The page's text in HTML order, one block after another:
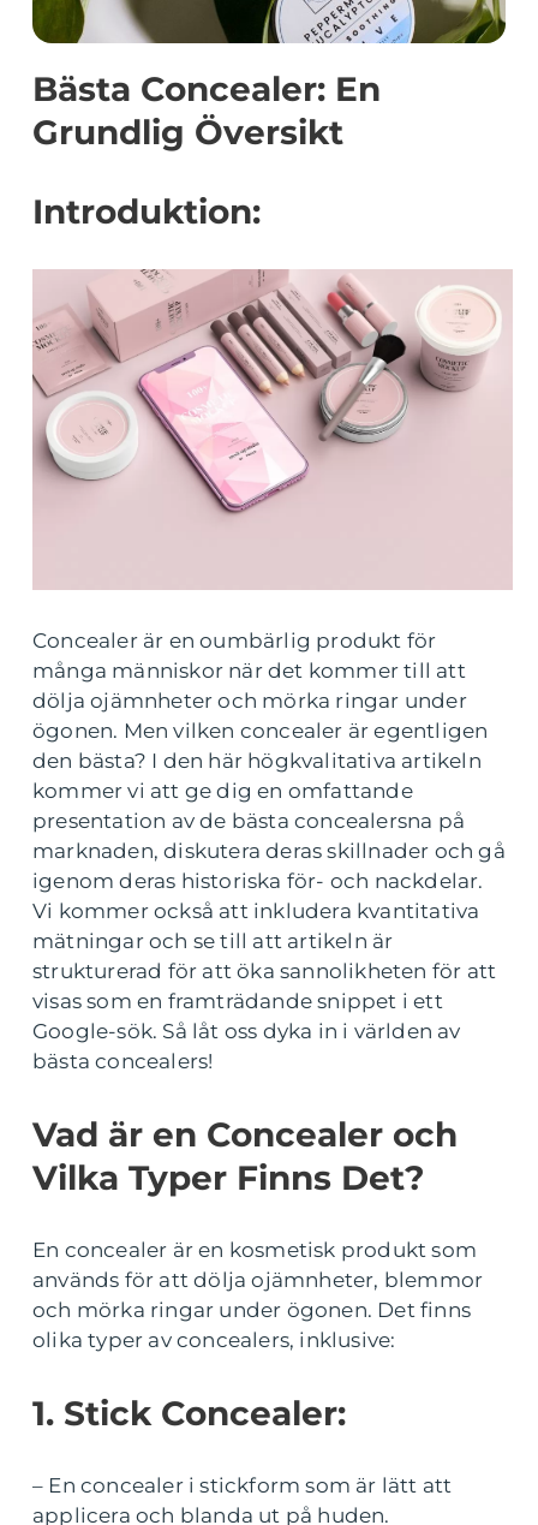
Bästa Concealer: En
Grundlig Översikt
Introduktion:
Concealer är en oumbärlig produkt för
många människor när det kommer till att
dölja ojämnheter och mörka ringar under
ögonen. Men vilken concealer är egentligen
den bästa? I den här högkvalitativa artikeln
kommer vi att ge dig en omfattande
presentation av de bästa concealersna på
marknaden, diskutera deras skillnader och gå
igenom deras historiska för- och nackdelar.
Vi kommer också att inkludera kvantitativa
mätningar och se till att artikeln är
strukturerad för att öka sannolikheten för att
visas som en framträdande snippet i ett
Google-sök. Så låt oss dyka in i världen av
bästa concealers!
Vad är en Concealer och
Vilka Typer Finns Det?
En concealer är en kosmetisk produkt som
används för att dölja ojämnheter, blemmor
och mörka ringar under ögonen. Det finns
olika typer av concealers, inklusive:
1. Stick Concealer:
– En concealer i stickform som är lätt att
applicera och blanda ut på huden.